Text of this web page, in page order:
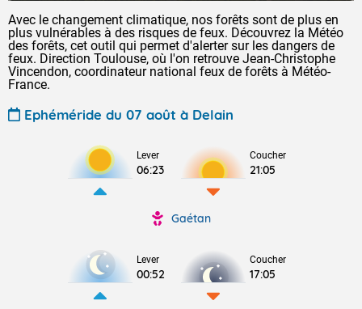
Avec le changement climatique, nos forêts sont de plus en
plus vulnérables à des risques de feux. Découvrez la Météo
des forêts, cet outil qui permet d'alerter sur les dangers de
feux. Direction Toulouse, où l'on retrouve Jean-Christophe
Vincendon, coordinateur national feux de forêts à Météo-
France.
Ephéméride du 07 août à Delain
Lever
06:23
Coucher
21:05
Gaétan
Lever
00:52
Coucher
17:05